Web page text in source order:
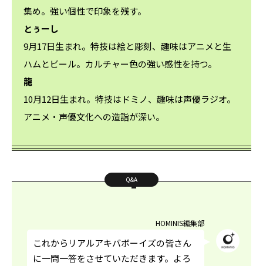
集め。強い個性で印象を残す。
とぅーし
9月17日生まれ。特技は絵と彫刻、趣味はアニメと生
ハムとビール。カルチャー色の強い感性を持つ。
龍
10月12日生まれ。特技はドミノ、趣味は声優ラジオ。
アニメ・声優文化への造詣が深い。
Q&A
HOMINIS編集部
これからリアルアキバボーイズの皆さん
に一問一答をさせていただきます。よろ